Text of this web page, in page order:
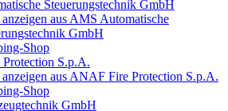
Steuerungstechnik GmbH
aus AMS Automatische
GmbH
Shop
S.p.A.
aus ANAF Fire Protection S.p.A.
Shop
GmbH